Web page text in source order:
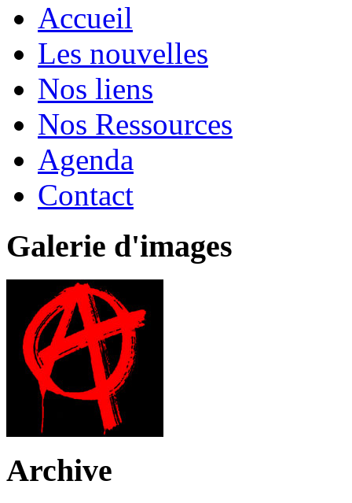
Accueil
Les nouvelles
Nos liens
Nos Ressources
Agenda
Contact
Galerie d'images
Archive